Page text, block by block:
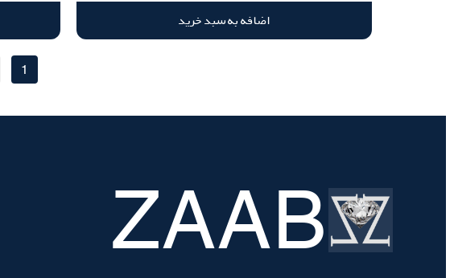
اضافه به سبد خرید
1
تسویه
حساب ZAAB